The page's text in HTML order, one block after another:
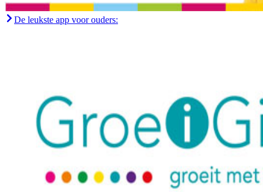
De leukste app voor ouders: